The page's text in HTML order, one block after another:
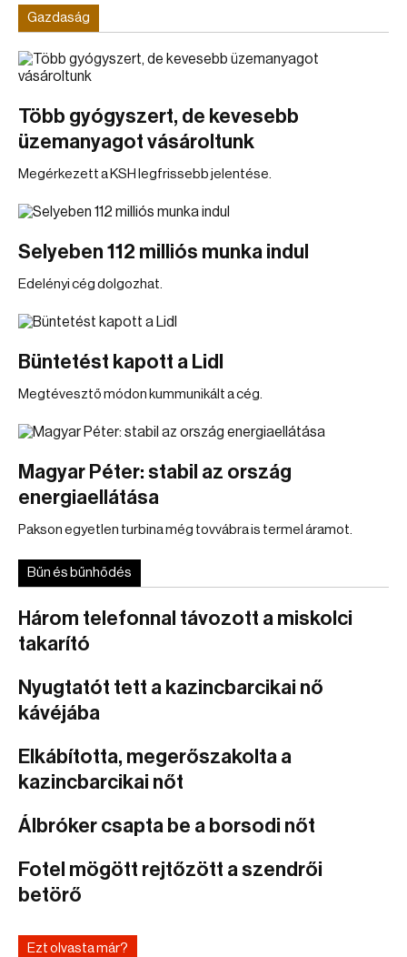
Gazdaság
Több gyógyszert, de kevesebb
üzemanyagot vásároltunk
Megérkezett a KSH legfrissebb jelentése.
Selyeben 112 milliós munka indul
Edelényi cég dolgozhat.
Büntetést kapott a Lidl
Megtévesztő módon kummunikált a cég.
Magyar Péter: stabil az ország
energiaellátása
Pakson egyetlen turbina még tovvábra is termel áramot.
Bűn és bűnhődés
Három telefonnal távozott a miskolci
takarító
Nyugtatót tett a kazincbarcikai nő
kávéjába
Elkábította, megerőszakolta a
kazincbarcikai nőt
Álbróker csapta be a borsodi nőt
Fotel mögött rejtőzött a szendrői
betörő
Ezt olvasta már?